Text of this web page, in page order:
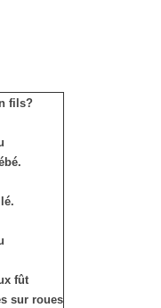
fils?
fût
sur roues